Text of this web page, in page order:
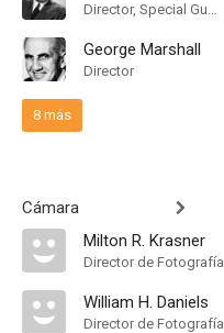
Director, Special Guest Director
George Marshall
Director
8 más
Cámara
Milton R. Krasner
Director de Fotografía
William H. Daniels
Director de Fotografía